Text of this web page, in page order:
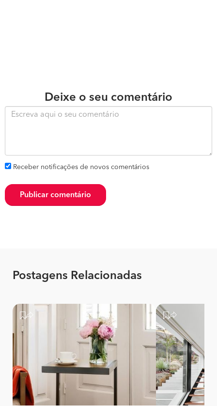
Deixe o seu comentário
Receber notificações de novos comentários
Publicar comentário
Postagens Relacionadas